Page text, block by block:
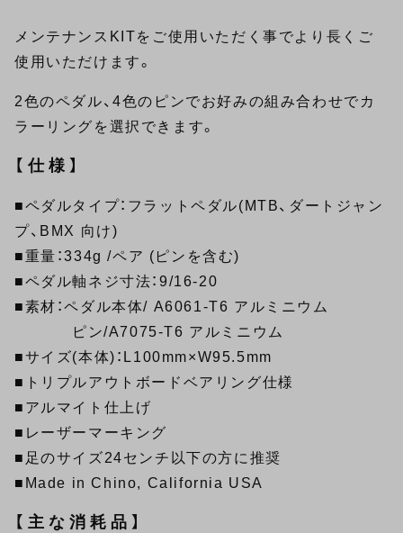
メンテナンスKITをご使用いただく事でより長くご
使用いただけます。
2色のペダル、4色のピンでお好みの組み合わせでカ
ラーリングを選択できます。
【仕様】
■ペダルタイプ：フラットペダル(MTB、ダートジャン
プ、BMX 向け)
■重量：334g /ペア (ピンを含む)
■ペダル軸ネジ寸法：9/16-20
■素材：ペダル本体/ A6061-T6 アルミニウム
ピン/A7075-T6 アルミニウム
■サイズ(本体)：L100mm×W95.5mm
■トリプルアウトボードベアリング仕様
■アルマイト仕上げ
■レーザーマーキング
■足のサイズ24センチ以下の方に推奨
■Made in Chino, California USA
【主な消耗品】